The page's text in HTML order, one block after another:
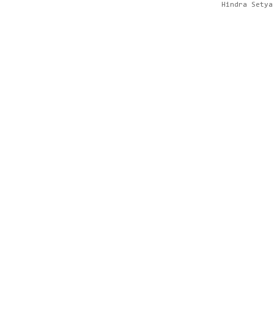
Hindra